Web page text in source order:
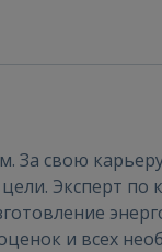
свою карьеру
Эксперт
и всех